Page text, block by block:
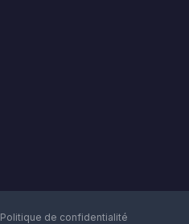
Politique de confidentialité